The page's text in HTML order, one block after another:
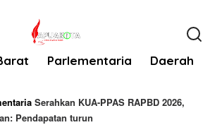
Parlementaria Daerah
Serahkan KUA-PPAS RAPBD 2026,
Pendapatan turun